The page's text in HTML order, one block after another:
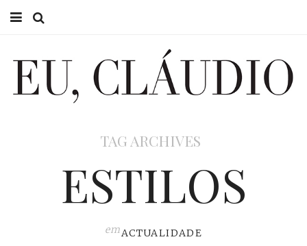
EU CLÁUDIO
TAG ARCHIVES
ESTILOS
emACTUALIDADE